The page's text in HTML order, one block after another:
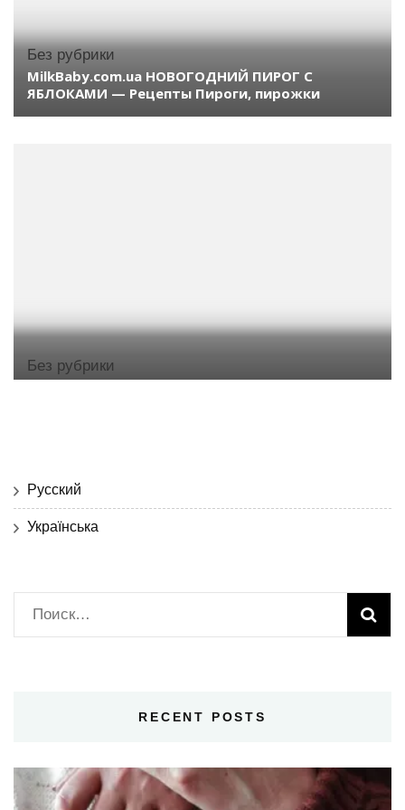
Без рубрики
MilkBaby.com.ua НОВОГОДНИЙ ПИРОГ С
ЯБЛОКАМИ — Рецепты Пироги, пирожки
Без рубрики
Русский
Українська
Найти:
RECENT POSTS